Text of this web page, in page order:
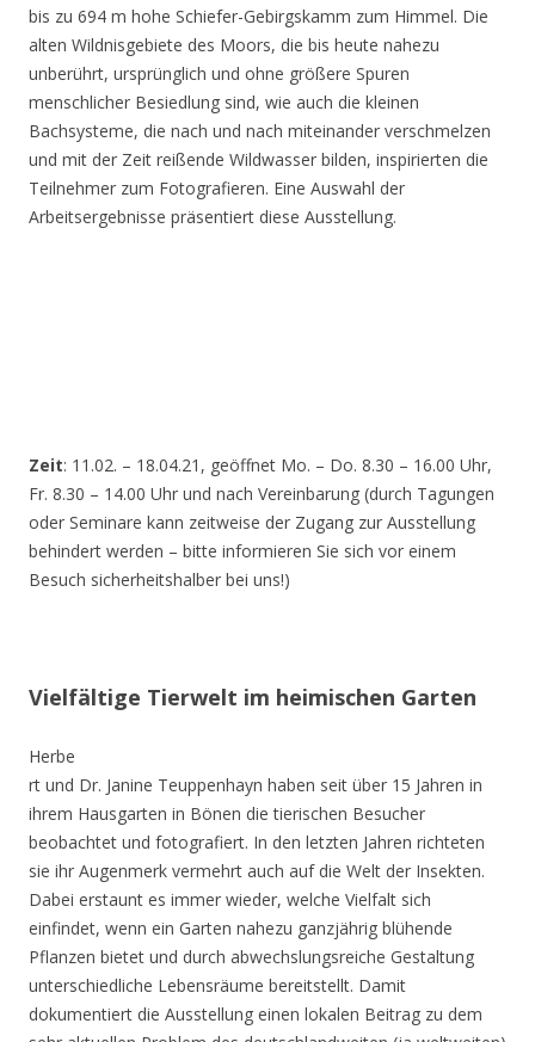
bis zu 694 m hohe Schiefer-Gebirgskamm zum Himmel. Die
alten Wildnisgebiete des Moors, die bis heute nahezu
unberührt, ursprünglich und ohne größere Spuren
menschlicher Besiedlung sind, wie auch die kleinen
Bachsysteme, die nach und nach miteinander verschmelzen
und mit der Zeit reißende Wildwasser bilden, inspirierten die
Teilnehmer zum Fotografieren. Eine Auswahl der
Arbeitsergebnisse präsentiert diese Ausstellung.
Zeit: 11.02. – 18.04.21, geöffnet Mo. – Do. 8.30 – 16.00 Uhr,
Fr. 8.30 – 14.00 Uhr und nach Vereinbarung (durch Tagungen
oder Seminare kann zeitweise der Zugang zur Ausstellung
behindert werden – bitte informieren Sie sich vor einem
Besuch sicherheitshalber bei uns!)
Vielfältige Tierwelt im heimischen Garten
Herbe
rt und Dr. Janine Teuppenhayn haben seit über 15 Jahren in
ihrem Hausgarten in Bönen die tierischen Besucher
beobachtet und fotografiert. In den letzten Jahren richteten
sie ihr Augenmerk vermehrt auch auf die Welt der Insekten.
Dabei erstaunt es immer wieder, welche Vielfalt sich
einfindet, wenn ein Garten nahezu ganzjährig blühende
Pflanzen bietet und durch abwechslungsreiche Gestaltung
unterschiedliche Lebensräume bereitstellt. Damit
dokumentiert die Ausstellung einen lokalen Beitrag zu dem